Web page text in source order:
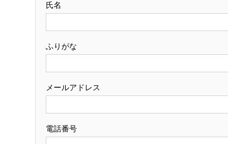
氏名
ふりがな
メールアドレス
電話番号